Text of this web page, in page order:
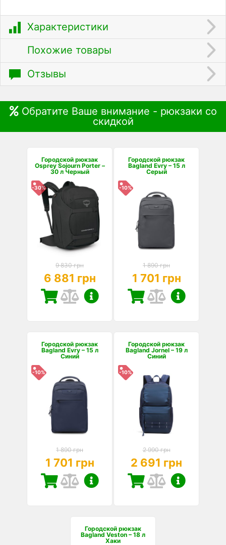
Характеристики
Похожие товары
Отзывы
Обратите Ваше внимание - рюкзаки со
скидкой
Городской рюкзак
Osprey Sojourn Porter –
30 л Черный
-30%
9 830 грн
6 881 грн
Городской рюкзак
Bagland Evry – 15 л
Серый
-10%
1 890 грн
1 701 грн
Городской рюкзак
Bagland Evry – 15 л
Синий
-10%
1 890 грн
1 701 грн
Городской рюкзак
Bagland Jornel – 19 л
Синий
-10%
2 990 грн
2 691 грн
Городской рюкзак
Bagland Veston – 18 л
Хаки